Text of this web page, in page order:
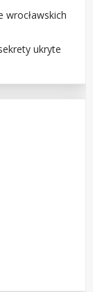
wrocławskich
ukryte